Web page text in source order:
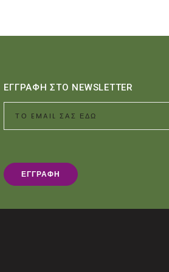
ΕΓΓΡΑΦΗ ΣΤΟ NEWSLETTER